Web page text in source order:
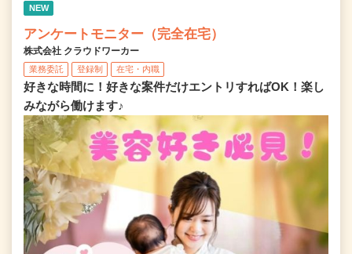
NEW
アンケートモニター（完全在宅）
株式会社 クラウドワーカー
業務委託 登録制 在宅・内職
好きな時間に！好きな案件だけエントリすればOK！楽し
みながら働けます♪